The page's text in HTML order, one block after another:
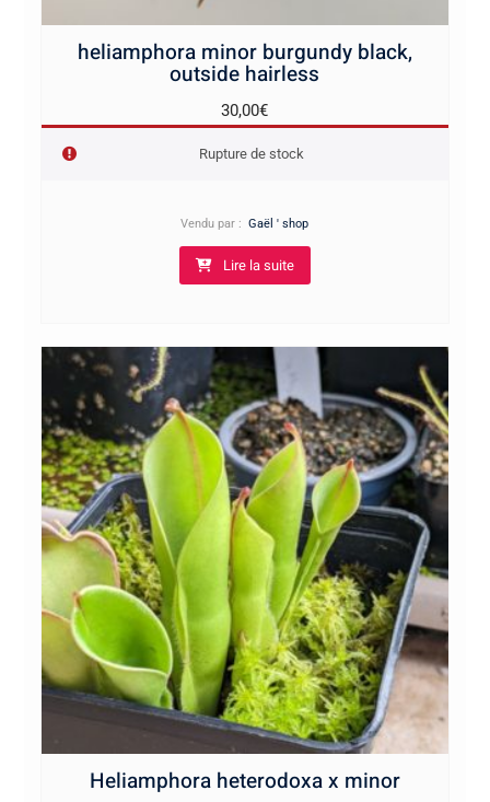
heliamphora minor burgundy black,
outside hairless
30,00€
Rupture de stock
Vendu par :Gaël ' shop
Lire la suite
Heliamphora heterodoxa x minor